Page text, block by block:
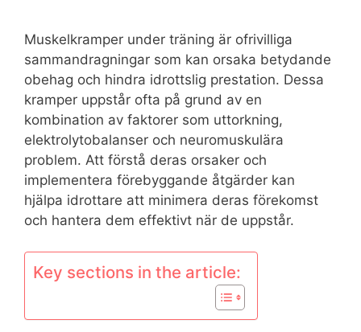
Muskelkramper under träning är ofrivilliga
sammandragningar som kan orsaka betydande
obehag och hindra idrottslig prestation. Dessa
kramper uppstår ofta på grund av en
kombination av faktorer som uttorkning,
elektrolytobalanser och neuromuskulära
problem. Att förstå deras orsaker och
implementera förebyggande åtgärder kan
hjälpa idrottare att minimera deras förekomst
och hantera dem effektivt när de uppstår.
Key sections in the article: